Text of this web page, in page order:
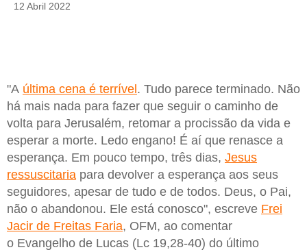
12 Abril 2022
"A última cena é terrível. Tudo parece terminado. Não
há mais nada para fazer que seguir o caminho de
volta para Jerusalém, retomar a procissão da vida e
esperar a morte. Ledo engano! É aí que renasce a
esperança. Em pouco tempo, três dias, Jesus
ressuscitaria para devolver a esperança aos seus
seguidores, apesar de tudo e de todos. Deus, o Pai,
não o abandonou. Ele está conosco", escreve Frei
Jacir de Freitas Faria, OFM, ao comentar
o Evangelho de Lucas (Lc 19,28-40) do último